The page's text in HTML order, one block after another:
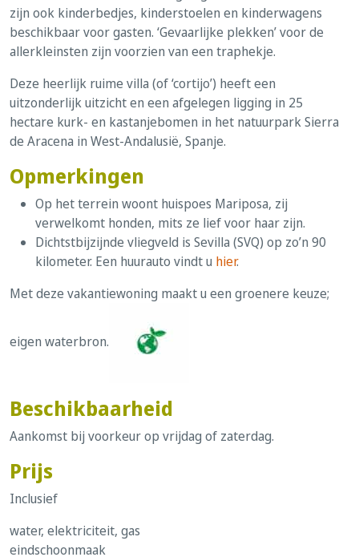
zijn ook kinderbedjes, kinderstoelen en kinderwagens
beschikbaar voor gasten. ‘Gevaarlijke plekken’ voor de
allerkleinsten zijn voorzien van een traphekje.
Deze heerlijk ruime villa (of ‘cortijo’) heeft een
uitzonderlijk uitzicht en een afgelegen ligging in 25
hectare kurk- en kastanjebomen in het natuurpark Sierra
de Aracena in West-Andalusië, Spanje.
Opmerkingen
Op het terrein woont huispoes Mariposa, zij
verwelkomt honden, mits ze lief voor haar zijn.
Dichtstbijzijnde vliegveld is Sevilla (SVQ) op zo’n 90
kilometer. Een huurauto vindt u hier.
Met deze vakantiewoning maakt u een groenere keuze;
eigen waterbron.
Beschikbaarheid
Aankomst bij voorkeur op vrijdag of zaterdag.
Prijs
Inclusief
water, elektriciteit, gas
eindschoonmaak